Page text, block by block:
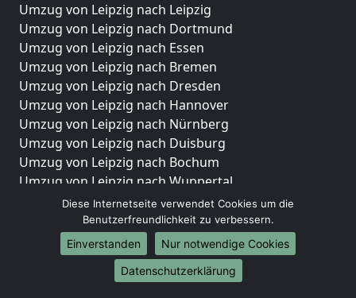
Umzug von Leipzig nach Leipzig
Umzug von Leipzig nach Dortmund
Umzug von Leipzig nach Essen
Umzug von Leipzig nach Bremen
Umzug von Leipzig nach Dresden
Umzug von Leipzig nach Hannover
Umzug von Leipzig nach Nürnberg
Umzug von Leipzig nach Duisburg
Umzug von Leipzig nach Bochum
Umzug von Leipzig nach Wuppertal
Umzug von Leipzig nach Bielefeld
Umzug von Leipzig nach Bonn
Umzug von Leipzig nach Münster
Internationale-Umzüge
Diese Internetseite verwendet Cookies um die
Benutzerfreundlichkeit zu verbessern.
Einverstanden
Nur notwendige Cookies
Datenschutzerklärung